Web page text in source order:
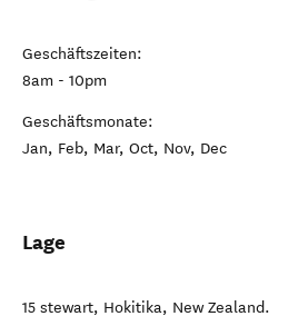
Geschäftszeiten:
8am - 10pm
Geschäftsmonate:
Jan, Feb, Mar, Oct, Nov, Dec
Lage
15 stewart, Hokitika, New Zealand.